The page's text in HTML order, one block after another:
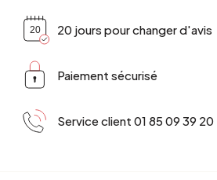
20 jours pour changer d'avis
Paiement sécurisé
Service client 01 85 09 39 20